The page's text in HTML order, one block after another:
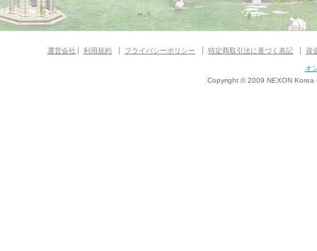
運営会社 利用規約 プライバシーポリシー 特定商取引法に基づく表記 資
オ
Copyright © 2009 NEXON Korea